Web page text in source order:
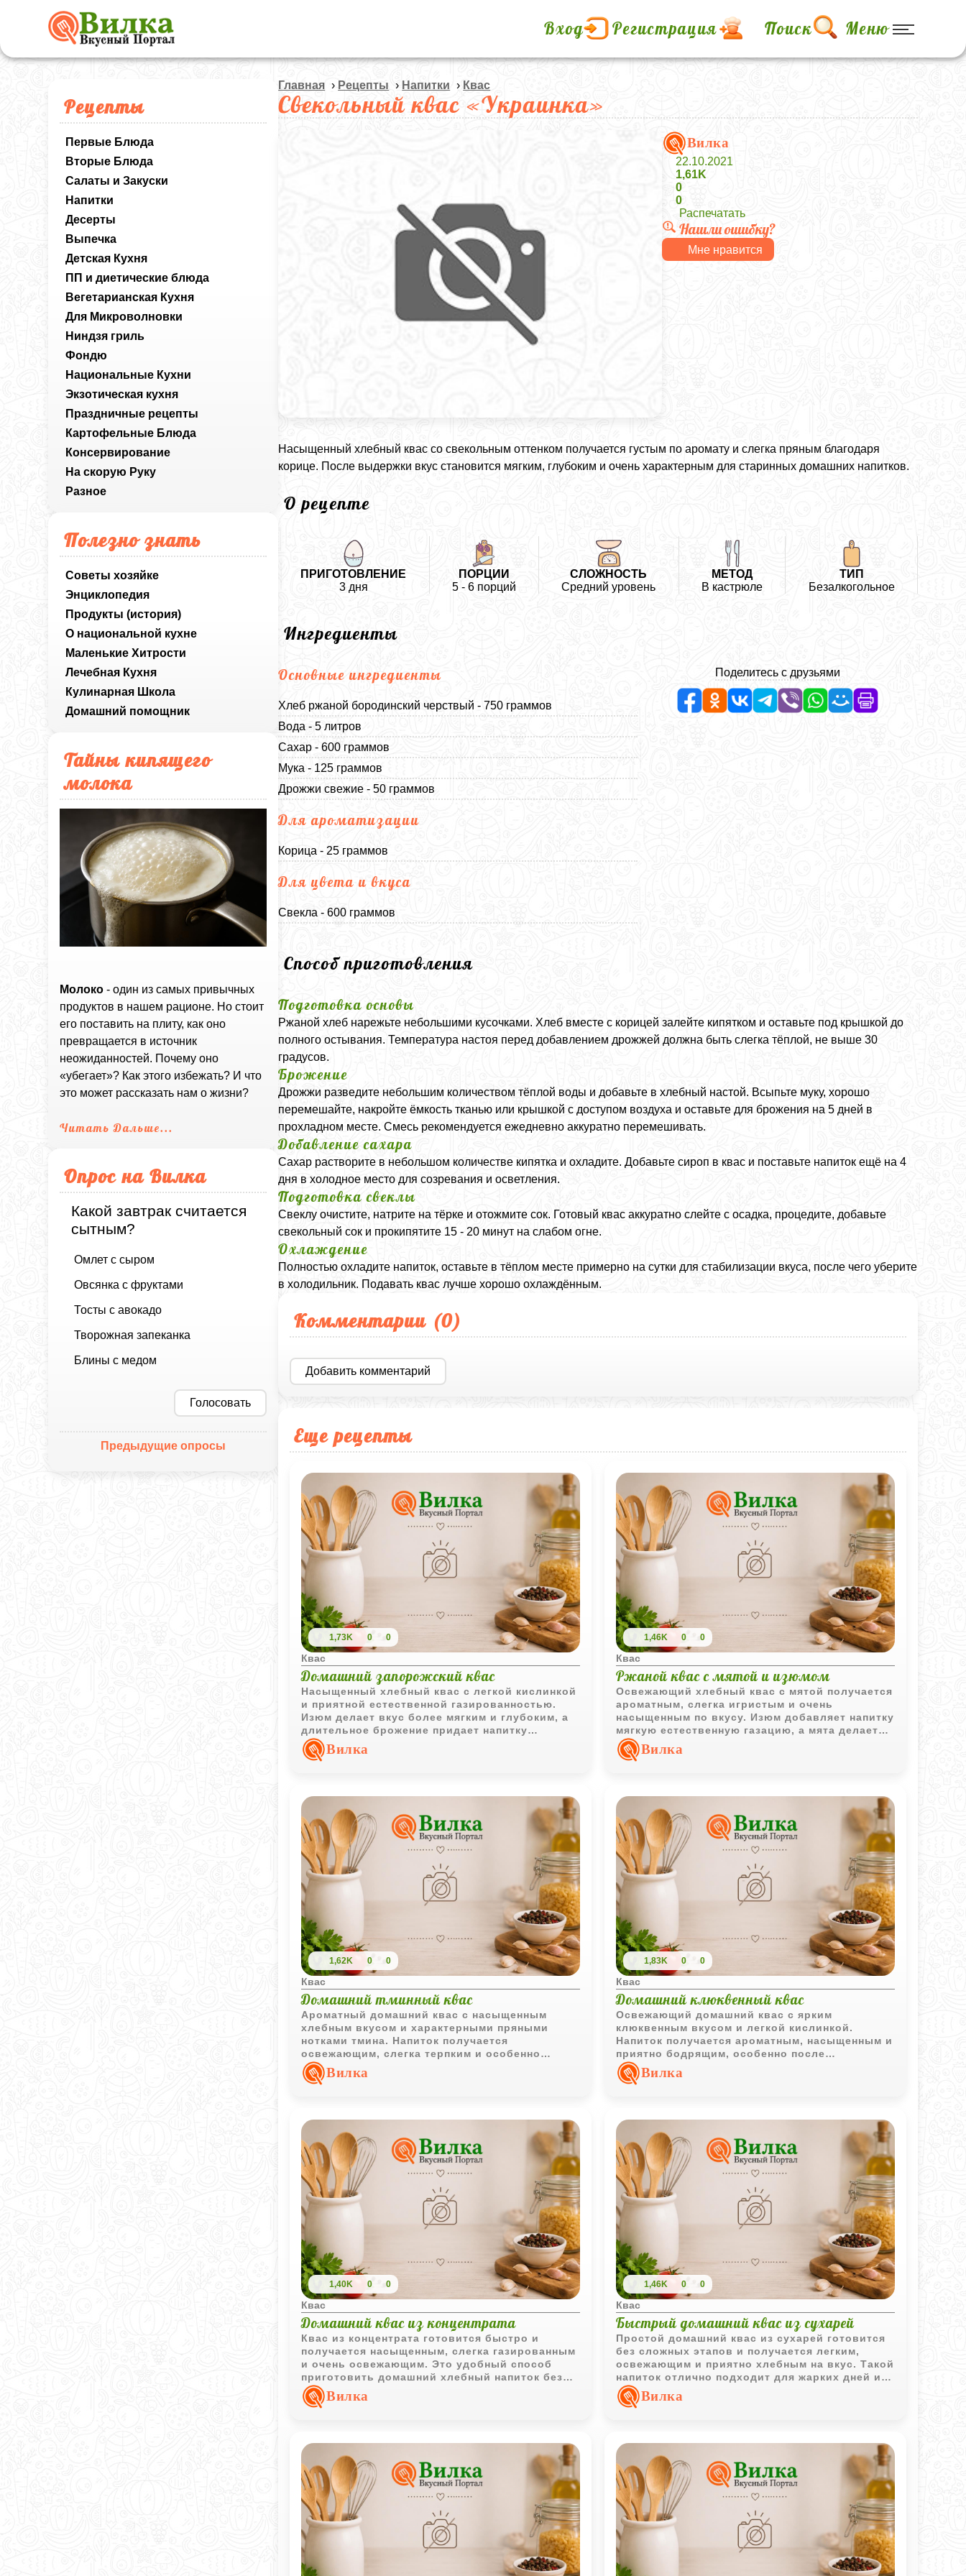
Вход Регистрация Поиск Меню
Рецепты
Первые Блюда
Вторые Блюда
Салаты и Закуски
Напитки
Десерты
Выпечка
Детская Кухня
ПП и диетические блюда
Вегетарианская Кухня
Для Микроволновки
Ниндзя гриль
Фондю
Национальные Кухни
Экзотическая кухня
Праздничные рецепты
Картофельные Блюда
Консервирование
На скорую Руку
Разное
Полезно знать
Советы хозяйке
Энциклопедия
Продукты (история)
О национальной кухне
Маленькие Хитрости
Лечебная Кухня
Кулинарная Школа
Домашний помощник
Тайны кипящего
молока
Молоко - один из самых привычных
продуктов в нашем рационе. Но стоит
его поставить на плиту, как оно
превращается в источник
неожиданностей. Почему оно
«убегает»? Как этого избежать? И что
это может рассказать нам о жизни?
Читать Дальше...
Опрос на Вилка
Какой завтрак считается
сытным?
Омлет с сыром
Овсянка с фруктами
Тосты с авокадо
Творожная запеканка
Блины с медом
Голосовать
Предыдущие опросы
Главная › Рецепты › Напитки › Квас
Свекольный квас «Украинка»
Вилка
22.10.2021
1,61K
0
0
Распечатать
Нашли ошибку?
Мне нравится
Насыщенный хлебный квас со свекольным оттенком получается густым по аромату и слегка пряным благодаря
корице. После выдержки вкус становится мягким, глубоким и очень характерным для старинных домашних напитков.
О рецепте
ПРИГОТОВЛЕНИЕ
3 дня
ПОРЦИИ
5 - 6 порций
СЛОЖНОСТЬ
Средний уровень
МЕТОД
В кастрюле
ТИП
Безалкогольное
Ингредиенты
Основные ингредиенты
Хлеб ржаной бородинский черствый - 750 граммов
Вода - 5 литров
Сахар - 600 граммов
Мука - 125 граммов
Дрожжи свежие - 50 граммов
Для ароматизации
Корица - 25 граммов
Для цвета и вкуса
Свекла - 600 граммов
Поделитесь с друзьями
Способ приготовления
Подготовка основы
Ржаной хлеб нарежьте небольшими кусочками. Хлеб вместе с корицей залейте кипятком и оставьте под крышкой до
полного остывания. Температура настоя перед добавлением дрожжей должна быть слегка тёплой, не выше 30
градусов.
Брожение
Дрожжи разведите небольшим количеством тёплой воды и добавьте в хлебный настой. Всыпьте муку, хорошо
перемешайте, накройте ёмкость тканью или крышкой с доступом воздуха и оставьте для брожения на 5 дней в
прохладном месте. Смесь рекомендуется ежедневно аккуратно перемешивать.
Добавление сахара
Сахар растворите в небольшом количестве кипятка и охладите. Добавьте сироп в квас и поставьте напиток ещё на 4
дня в холодное место для созревания и осветления.
Подготовка свеклы
Свеклу очистите, натрите на тёрке и отожмите сок. Готовый квас аккуратно слейте с осадка, процедите, добавьте
свекольный сок и прокипятите 15 - 20 минут на слабом огне.
Охлаждение
Полностью охладите напиток, оставьте в тёплом месте примерно на сутки для стабилизации вкуса, после чего уберите
в холодильник. Подавать квас лучше хорошо охлаждённым.
Комментарии (0)
Добавить комментарий
Еще рецепты
1,73K 0 0
Квас
Домашний запорожский квас
Насыщенный хлебный квас с легкой кислинкой
и приятной естественной газированностью.
Изюм делает вкус более мягким и глубоким, а
длительное брожение придает напитку
выразительный домашний характер.
Вилка
1,46K 0 0
Квас
Ржаной квас с мятой и изюмом
Освежающий хлебный квас с мятой получается
ароматным, слегка игристым и очень
насыщенным по вкусу. Изюм добавляет напитку
мягкую естественную газацию, а мята делает
его особенно приятным в охлажденном виде.
Вилка
1,62K 0 0
Квас
Домашний тминный квас
Ароматный домашний квас с насыщенным
хлебным вкусом и характерными пряными
нотками тмина. Напиток получается
освежающим, слегка терпким и особенно
приятным после охлаждения.
Вилка
1,83K 0 0
Квас
Домашний клюквенный квас
Освежающий домашний квас с ярким
клюквенным вкусом и легкой кислинкой.
Напиток получается ароматным, насыщенным и
приятно бодрящим, особенно после
охлаждения и выдержки.
Вилка
1,40K 0 0
Квас
Домашний квас из концентрата
Квас из концентрата готовится быстро и
получается насыщенным, слегка газированным
и очень освежающим. Это удобный способ
приготовить домашний хлебный напиток без
длительного настаивания сухарей и сложной
подготовки.
Вилка
1,46K 0 0
Квас
Быстрый домашний квас из сухарей
Простой домашний квас из сухарей готовится
без сложных этапов и получается легким,
освежающим и приятно хлебным на вкус. Такой
напиток отлично подходит для жарких дней и
хорошо охлаждает после нескольких часов в
холодильнике.
Вилка